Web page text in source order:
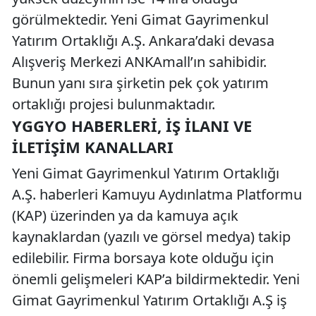
görülmektedir. Yeni Gimat Gayrimenkul
Yatırım Ortaklığı A.Ş. Ankara’daki devasa
Alışveriş Merkezi ANKAmall’ın sahibidir.
Bunun yanı sıra şirketin pek çok yatırım
ortaklığı projesi bulunmaktadır.
YGGYO HABERLERI, İŞ İLANI VE
İLETIŞIM KANALLARI
Yeni Gimat Gayrimenkul Yatırım Ortaklığı
A.Ş. haberleri Kamuyu Aydınlatma Platformu
(KAP) üzerinden ya da kamuya açık
kaynaklardan (yazılı ve görsel medya) takip
edilebilir. Firma borsaya kote olduğu için
önemli gelişmeleri KAP’a bildirmektedir. Yeni
Gimat Gayrimenkul Yatırım Ortaklığı A.Ş iş